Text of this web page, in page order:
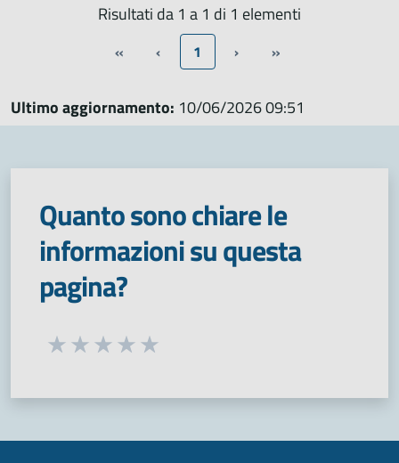
Risultati da 1 a 1 di 1 elementi
« ‹ 1 › »
Ultimo aggiornamento: 10/06/2026 09:51
Quanto sono chiare le
informazioni su questa
pagina?
Seleziona una valutazione da 1 a 5 stelle